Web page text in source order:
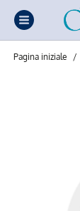
Pagina iniziale /